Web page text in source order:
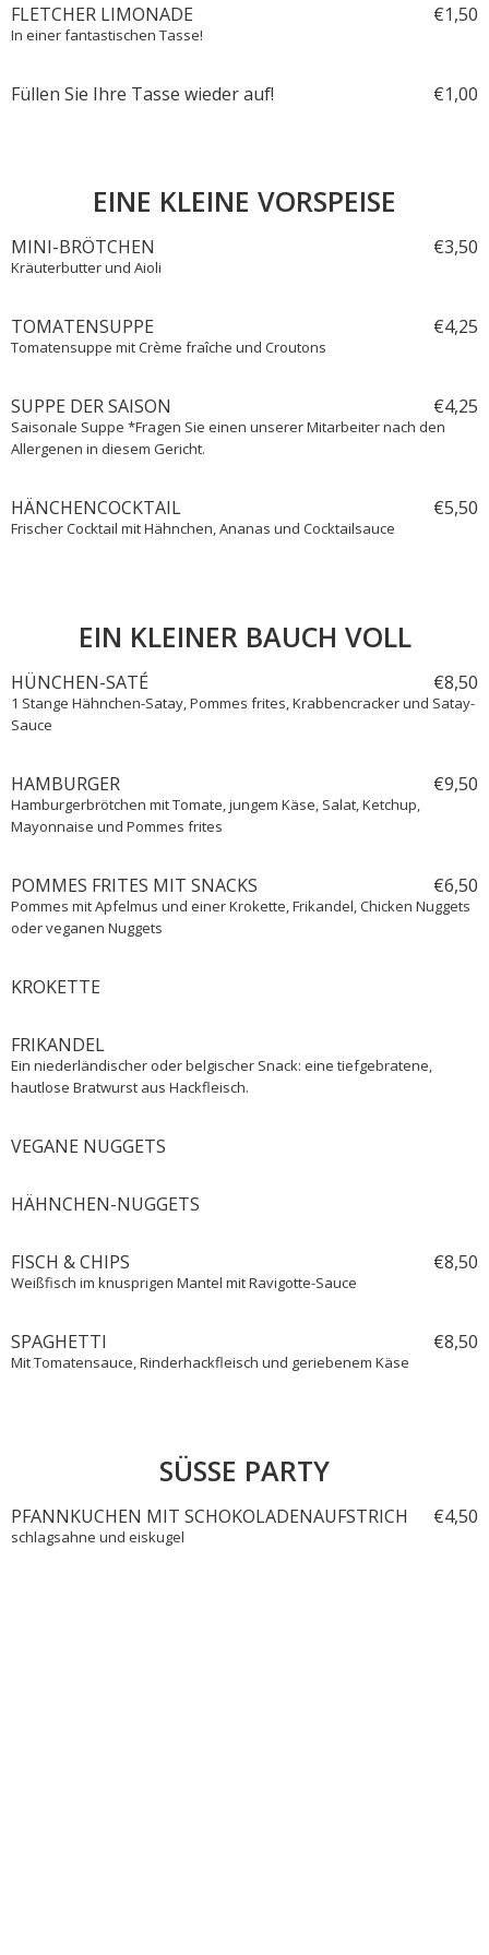
FLETCHER LIMONADE €1,50
In einer fantastischen Tasse!
Füllen Sie Ihre Tasse wieder auf! €1,00
EINE KLEINE VORSPEISE
MINI-BRÖTCHEN €3,50
Kräuterbutter und Aioli
TOMATENSUPPE €4,25
Tomatensuppe mit Crème fraîche und Croutons
SUPPE DER SAISON €4,25
Saisonale Suppe *Fragen Sie einen unserer Mitarbeiter nach den
Allergenen in diesem Gericht.
HÄNCHENCOCKTAIL €5,50
Frischer Cocktail mit Hähnchen, Ananas und Cocktailsauce
EIN KLEINER BAUCH VOLL
HÜNCHEN-SATÉ €8,50
1 Stange Hähnchen-Satay, Pommes frites, Krabbencracker und Satay-
Sauce
HAMBURGER €9,50
Hamburgerbrötchen mit Tomate, jungem Käse, Salat, Ketchup,
Mayonnaise und Pommes frites
POMMES FRITES MIT SNACKS €6,50
Pommes mit Apfelmus und einer Krokette, Frikandel, Chicken Nuggets
oder veganen Nuggets
KROKETTE
FRIKANDEL
Ein niederländischer oder belgischer Snack: eine tiefgebratene,
hautlose Bratwurst aus Hackfleisch.
VEGANE NUGGETS
HÄHNCHEN-NUGGETS
FISCH & CHIPS €8,50
Weißfisch im knusprigen Mantel mit Ravigotte-Sauce
SPAGHETTI €8,50
Mit Tomatensauce, Rinderhackfleisch und geriebenem Käse
SÜSSE PARTY
PFANNKUCHEN MIT SCHOKOLADENAUFSTRICH €4,50
schlagsahne und eiskugel